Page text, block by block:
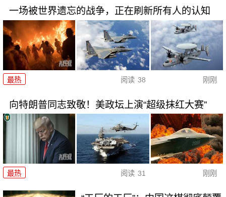
一场被世界遗忘的战争，正在刷新所有人的认知
最热 阅读 38 刚刚
向特朗普同志致敬！美政坛上演“超级抹红大赛”
最热 阅读 31 刚刚